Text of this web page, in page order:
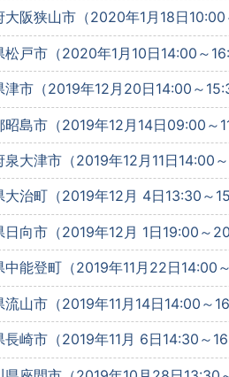
大阪狭山市（2020年1月18日10:00
松戸市（2020年1月10日14:00～
津市（2019年12月20日14:00～
昭島市（2019年12月14日09:00～
泉大津市（2019年12月11日14:00
大治町（2019年12月 4日13:30～
日向市（2019年12月 1日19:00～
中能登町（2019年11月22日14:00
流山市（2019年11月14日14:00～
長崎市（2019年11月 6日14:30～